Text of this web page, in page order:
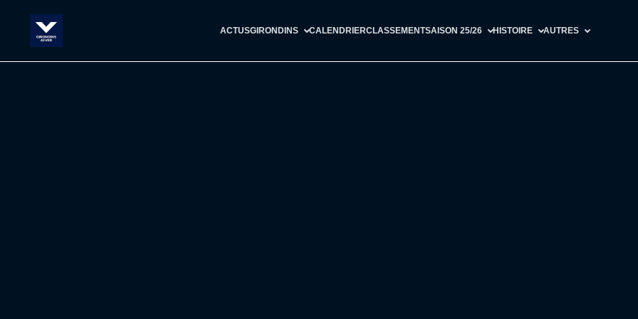
ACTUSGIRONDINS CALENDRIERCLASSEMENTSAISON 25/26 HISTOIRE AUTRES